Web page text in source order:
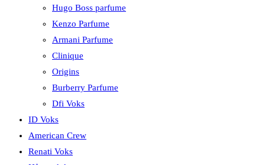
Hugo Boss parfume
Kenzo Parfume
Armani Parfume
Clinique
Origins
Burberry Parfume
Dfi Voks
ID Voks
American Crew
Renati Voks